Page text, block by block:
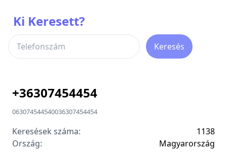
Ki Keresett?
Keresés
+36307454454
063074544540036307454454
Keresések száma:
1138
Ország:
Magyarország